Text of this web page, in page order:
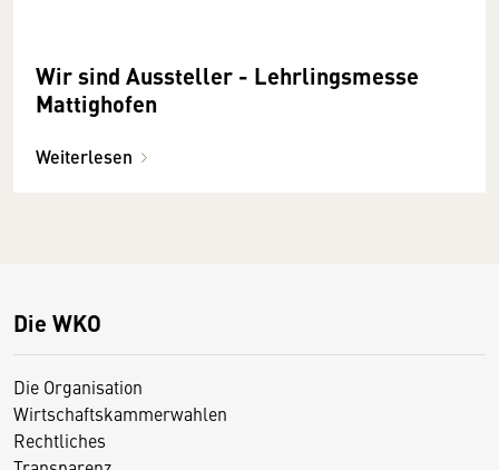
Wir sind Aussteller - Lehrlingsmesse
Mattighofen
Weiterlesen
Die WKO
Die Organisation
Wirtschaftskammerwahlen
Rechtliches